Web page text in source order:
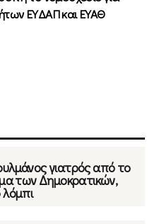
ΕΥΔΑΠ και ΕΥΑΘ
γιατρός από το
των Δημοκρατικών,